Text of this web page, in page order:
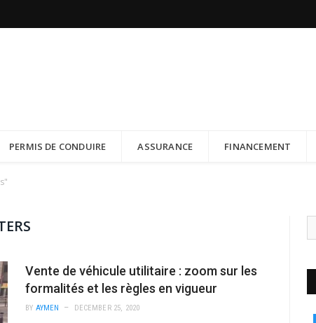
PERMIS DE CONDUIRE ASSURANCE FINANCEMENT
Vente de véhicule utilitaire : zoom sur les
formalités et les règles en vigueur
BY AYMEN DECEMBER 25, 2020